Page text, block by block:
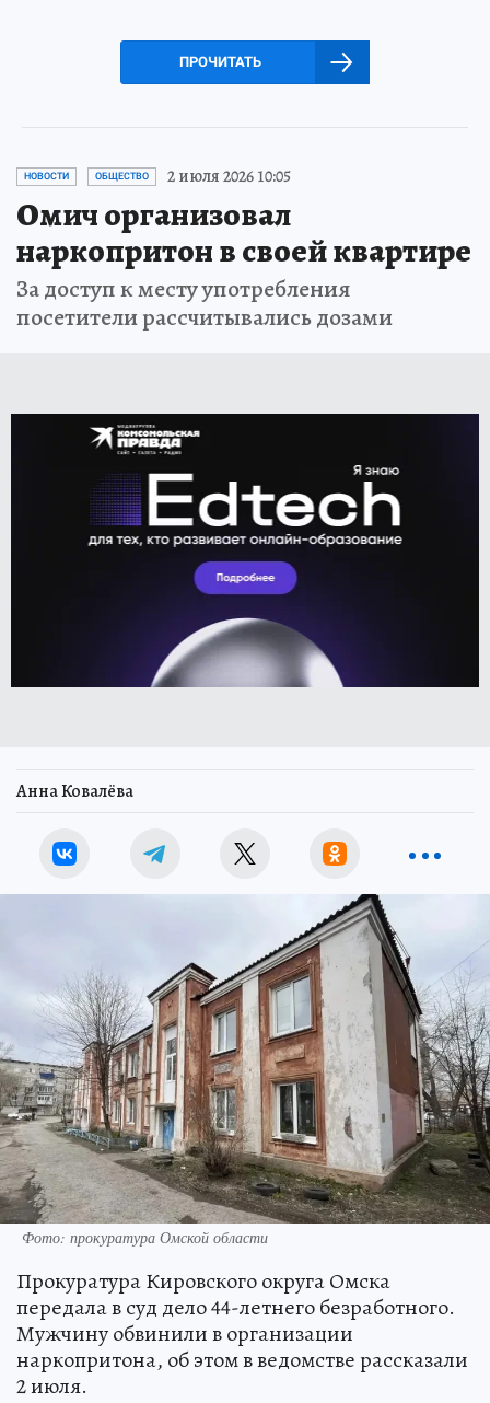
ПРОЧИТАТЬ
НОВОСТИ ОБЩЕСТВО 2 июля 2026 10:05
Омич организовал
наркопритон в своей квартире
За доступ к месту употребления
посетители рассчитывались дозами
Анна Ковалёва
Фото: прокуратура Омской области
Прокуратура Кировского округа Омска
передала в суд дело 44-летнего безработного.
Мужчину обвинили в организации
наркопритона, об этом в ведомстве рассказали
2 июля.